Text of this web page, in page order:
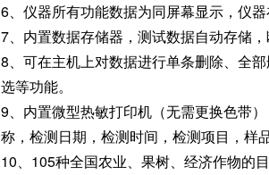
6、仪器所有功能数据为同屏幕显示，仪器
7、内置数据存储器，测试数据自动存储，
8、可在主机上对数据进行单条删除、全
选等功能。
9、内置微型热敏打印机（无需更换色带
称，检测日期，检测时间，检测项目，样
10、105种全国农业、果树、经济作物的